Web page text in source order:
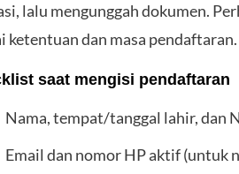
lalu mengunggah dokumen.
ketentuan dan masa pendaftaran.
saat mengisi pendaftaran
Nama, tempat/tanggal lahir, dan
Email dan nomor HP aktif (untuk